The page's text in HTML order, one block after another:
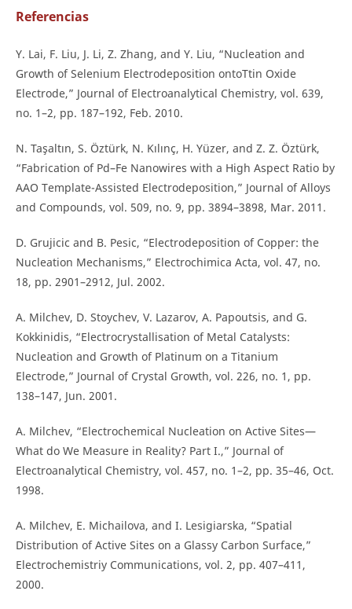
Referencias
Y. Lai, F. Liu, J. Li, Z. Zhang, and Y. Liu, “Nucleation and
Growth of Selenium Electrodeposition ontoTtin Oxide
Electrode,” Journal of Electroanalytical Chemistry, vol. 639,
no. 1–2, pp. 187–192, Feb. 2010.
N. Taşaltın, S. Öztürk, N. Kılınç, H. Yüzer, and Z. Z. Öztürk,
“Fabrication of Pd–Fe Nanowires with a High Aspect Ratio by
AAO Template-Assisted Electrodeposition,” Journal of Alloys
and Compounds, vol. 509, no. 9, pp. 3894–3898, Mar. 2011.
D. Grujicic and B. Pesic, “Electrodeposition of Copper: the
Nucleation Mechanisms,” Electrochimica Acta, vol. 47, no.
18, pp. 2901–2912, Jul. 2002.
A. Milchev, D. Stoychev, V. Lazarov, A. Papoutsis, and G.
Kokkinidis, “Electrocrystallisation of Metal Catalysts:
Nucleation and Growth of Platinum on a Titanium
Electrode,” Journal of Crystal Growth, vol. 226, no. 1, pp.
138–147, Jun. 2001.
A. Milchev, “Electrochemical Nucleation on Active Sites—
What do We Measure in Reality? Part I.,” Journal of
Electroanalytical Chemistry, vol. 457, no. 1–2, pp. 35–46, Oct.
1998.
A. Milchev, E. Michailova, and I. Lesigiarska, “Spatial
Distribution of Active Sites on a Glassy Carbon Surface,”
Electrochemistriy Communications, vol. 2, pp. 407–411,
2000.